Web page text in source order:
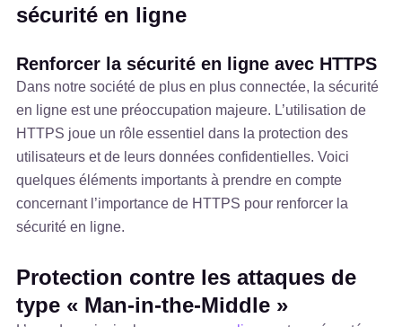
sécurité en ligne
Renforcer la sécurité en ligne avec HTTPS
Dans notre société de plus en plus connectée, la sécurité
en ligne est une préoccupation majeure. L’utilisation de
HTTPS joue un rôle essentiel dans la protection des
utilisateurs et de leurs données confidentielles. Voici
quelques éléments importants à prendre en compte
concernant l’importance de HTTPS pour renforcer la
sécurité en ligne.
Protection contre les attaques de
type « Man-in-the-Middle »